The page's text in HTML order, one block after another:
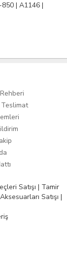
| A1146 |
Satışı | Tamir
Satışı |